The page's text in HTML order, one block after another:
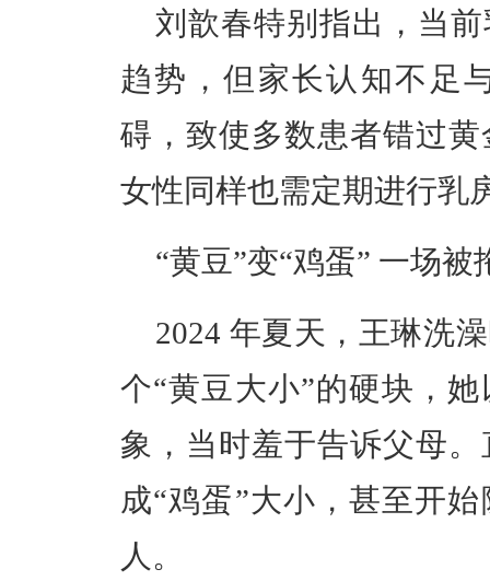
刘歆春特别指出，当
趋势，但家长认知不足
碍，致使多数患者错过
女性同样也需定期进行乳
“黄豆”变“鸡蛋” 一场被
2024 年夏天，王琳洗
个“黄豆大小”的硬块，
象，当时羞于告诉父母
成“鸡蛋”大小，甚至开
人。